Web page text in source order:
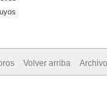
Volver arriba